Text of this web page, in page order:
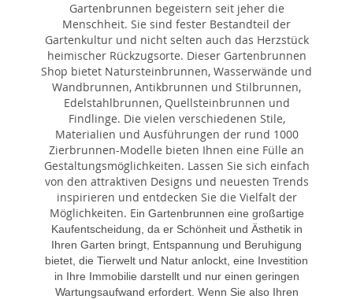
Gartenbrunnen begeistern seit jeher die
Menschheit. Sie sind fester Bestandteil der
Gartenkultur und nicht selten auch das Herzstück
heimischer Rückzugsorte. Dieser Gartenbrunnen
Shop bietet Natursteinbrunnen, Wasserwände und
Wandbrunnen, Antikbrunnen und Stilbrunnen,
Edelstahlbrunnen, Quellsteinbrunnen und
Findlinge. Die vielen verschiedenen Stile,
Materialien und Ausführungen der rund 1000
Zierbrunnen-Modelle bieten Ihnen eine Fülle an
Gestaltungsmöglichkeiten. Lassen Sie sich einfach
von den attraktiven Designs und neuesten Trends
inspirieren und entdecken Sie die Vielfalt der
Möglichkeiten. Ein Gartenbrunnen eine großartige
Kaufentscheidung, da er Schönheit und Ästhetik in
Ihren Garten bringt, Entspannung und Beruhigung
bietet, die Tierwelt und Natur anlockt, eine Investition
in Ihre Immobilie darstellt und nur einen geringen
Wartungsaufwand erfordert. Wenn Sie also Ihren